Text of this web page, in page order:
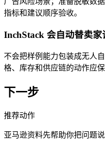
指标和建议顺序验收。
InchStack 会自动替卖家
不会把样例能力包装成无人
格、库存和供应链的动作应保
下一步
推荐动作
亚马逊资料先帮助你把问题